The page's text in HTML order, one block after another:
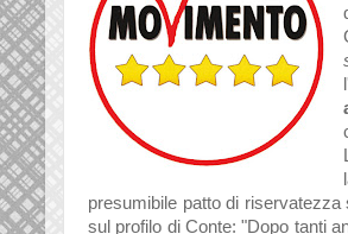
l'
presumibile patto di
sul profilo di Conte: "Dopo tanti